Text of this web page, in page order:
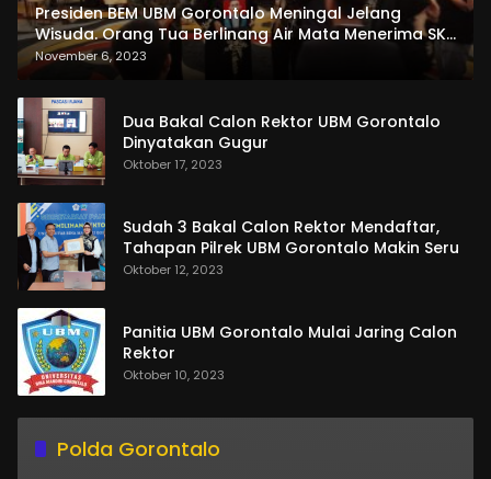
Presiden BEM UBM Gorontalo Meningal Jelang
Wisuda. Orang Tua Berlinang Air Mata Menerima SKL
dan Pemasangan Salempang
November 6, 2023
Dua Bakal Calon Rektor UBM Gorontalo
Dinyatakan Gugur
Oktober 17, 2023
Sudah 3 Bakal Calon Rektor Mendaftar,
Tahapan Pilrek UBM Gorontalo Makin Seru
Oktober 12, 2023
Panitia UBM Gorontalo Mulai Jaring Calon
Rektor
Oktober 10, 2023
Polda Gorontalo